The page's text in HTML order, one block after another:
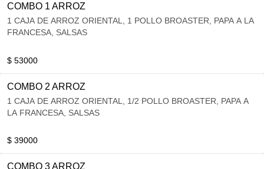
COMBO 1 ARROZ
1 CAJA DE ARROZ ORIENTAL, 1 POLLO BROASTER, PAPA A LA
FRANCESA, SALSAS
$ 53000
COMBO 2 ARROZ
1 CAJA DE ARROZ ORIENTAL, 1/2 POLLO BROASTER, PAPA A
LA FRANCESA, SALSAS
$ 39000
COMBO 3 ARROZ